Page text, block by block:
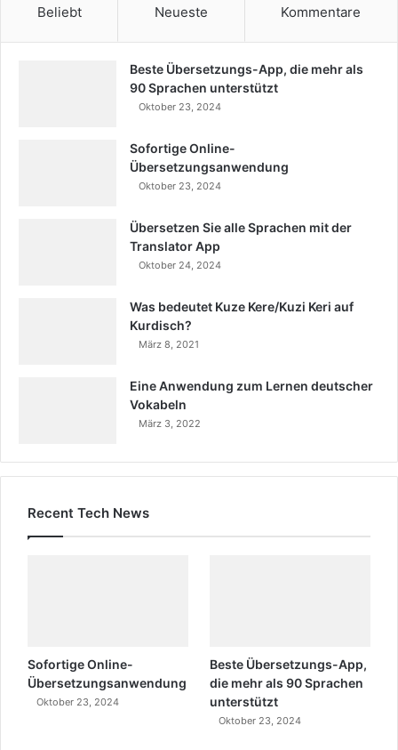
Beliebt Neueste Kommentare
Beste Übersetzungs-App, die mehr als
90 Sprachen unterstützt
Oktober 23, 2024
Sofortige Online-
Übersetzungsanwendung
Oktober 23, 2024
Übersetzen Sie alle Sprachen mit der
Translator App
Oktober 24, 2024
Was bedeutet Kuze Kere/Kuzi Keri auf
Kurdisch?
März 8, 2021
Eine Anwendung zum Lernen deutscher
Vokabeln
März 3, 2022
Recent Tech News
Sofortige Online-
Übersetzungsanwendung
Oktober 23, 2024
Beste Übersetzungs-App,
die mehr als 90 Sprachen
unterstützt
Oktober 23, 2024